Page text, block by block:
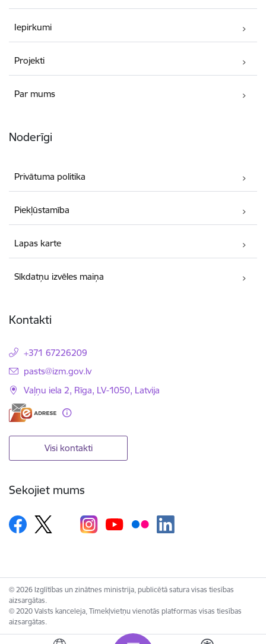
Iepirkumi
Projekti
Par mums
Noderīgi
Privātuma politika
Piekļūstamība
Lapas karte
Sīkdatņu izvēles maiņa
Kontakti
+371 67226209
E-pasts:
pasts@izm.gov.lv
Vaļņu iela 2, Rīga, LV-1050, Latvija
Visi kontakti
Sekojiet mums
© 2026 Izglītības un zinātnes ministrija, publicētā satura visas tiesības
aizsargātas.
© 2020 Valsts kanceleja, Tīmekļvietņu vienotās platformas visas tiesības
aizsargātas.